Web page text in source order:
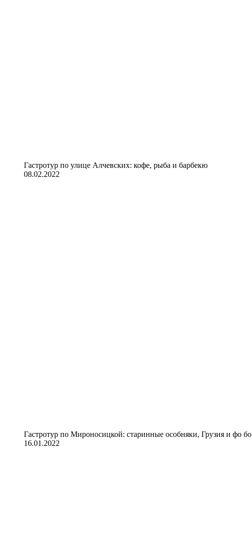
Гастротур по улице Алчевских: кофе, рыба и барбекю
08.02.2022
Гастротур по Мироносицкой: старинные особняки, Грузия и фо бо
16.01.2022